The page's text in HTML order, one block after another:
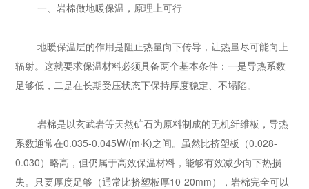
一、岩棉做地暖保温，原理上可行
地暖保温层的作用是阻止热量向下传导，让热量尽可能向上
辐射。这就要求保温材料必须具备两个基本条件：一是导热系数
足够低，二是在长期受压状态下保持厚度稳定、不塌陷。
岩棉是以玄武岩等天然矿石为原料制成的无机纤维板，导热
系数通常在0.035-0.045W/(m·K)之间。虽然比挤塑板（0.028-
0.030）略高，但仍属于高效保温材料，能够有效减少向下热损
失。只要厚度足够（通常比挤塑板厚10-20mm），岩棉完全可以